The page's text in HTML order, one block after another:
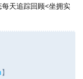
天追踪回顾<坐拥实
】